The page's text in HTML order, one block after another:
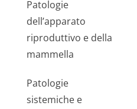
Patologie
dell’apparato
riproduttivo e della
mammella
Patologie
sistemiche e